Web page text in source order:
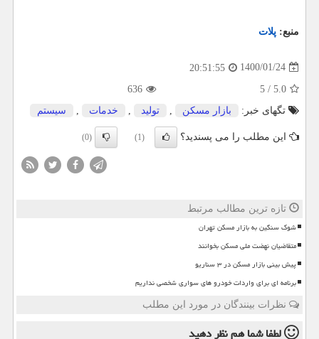
منبع: پلات
1400/01/24
20:51:55
5.0
/
5
636
تگهای خبر:
بازار مسكن تولید خدمات سیستم
این مطلب را می پسندید؟ (1)
(0)
تازه ترین مطالب مرتبط
شوک سنگین به بازار مسکن تهران
متقاضیان نهضت ملی مسکن بخوانند
پیش بینی بازار مسکن در ۳ سناریو
برنامه ای برای واردات خودرو های سواری شخصی نداریم
نظرات بینندگان در مورد این مطلب
لطفا شما همنظر دهید